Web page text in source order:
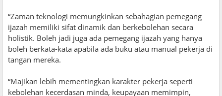
“Zaman teknologi memungkinkan sebahagian pemegang
ijazah memiliki sifat dinamik dan berkebolehan secara
holistik. Boleh jadi juga ada pemegang ijazah yang hanya
boleh berkata-kata apabila ada buku atau manual pekerja di
tangan mereka.
“Majikan lebih mementingkan karakter pekerja seperti
kebolehan kecerdasan minda, keupayaan memimpin,